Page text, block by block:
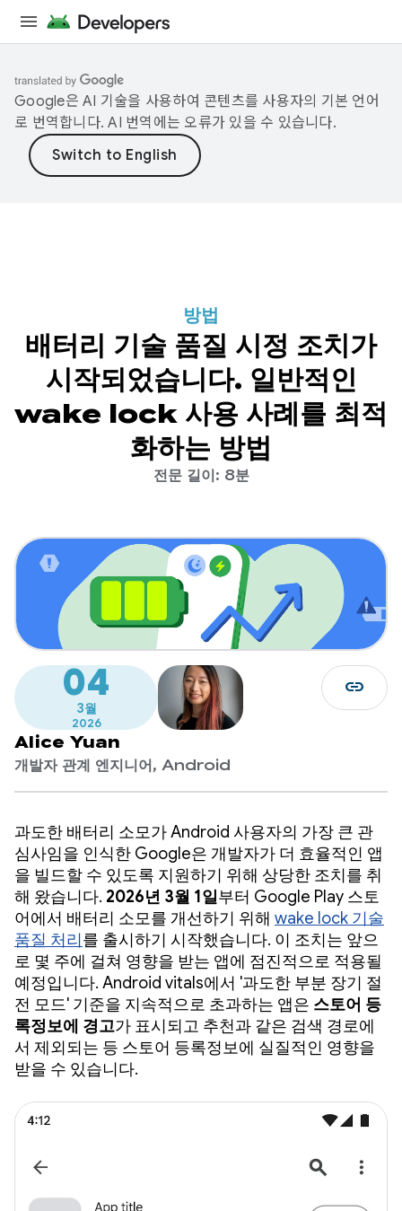
Google은 AI 기술을 사용하여 콘텐츠를 사용자의 기본 언어
로 번역합니다. AI 번역에는 오류가 있을 수 있습니다.
방법
배터리 기술 품질 시정 조치가
시작되었습니다. 일반적인
wake lock 사용 사례를 최적
화하는 방법
전문 길이: 8분
04
3월
2026
Alice Yuan
개발자 관계 엔지니어, Android
link
과도한 배터리 소모가 Android 사용자의 가장 큰 관
심사임을 인식한 Google은 개발자가 더 효율적인 앱
을 빌드할 수 있도록 지원하기 위해 상당한 조치를 취
해 왔습니다. 2026년 3월 1일부터 Google Play 스토
어에서 배터리 소모를 개선하기 위해 wake lock 기술
품질 처리를 출시하기 시작했습니다. 이 조치는 앞으
로 몇 주에 걸쳐 영향을 받는 앱에 점진적으로 적용될
예정입니다. Android vitals에서 '과도한 부분 장기 절
전 모드' 기준을 지속적으로 초과하는 앱은 스토어 등
록정보에 경고가 표시되고 추천과 같은 검색 경로에
서 제외되는 등 스토어 등록정보에 실질적인 영향을
받을 수 있습니다.